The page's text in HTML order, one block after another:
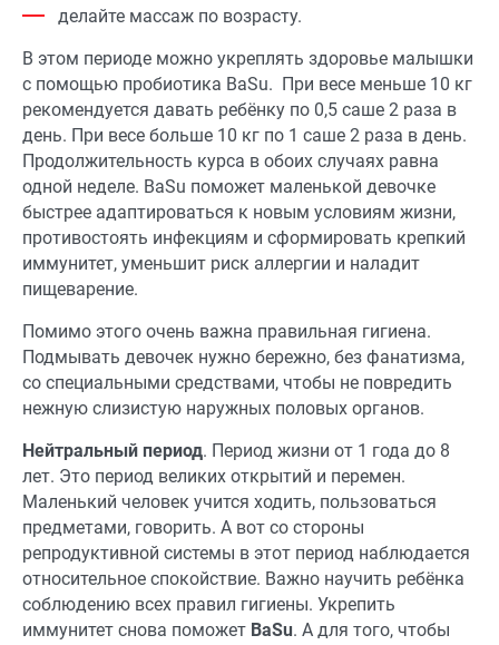
делайте массаж по возрасту.
В этом периоде можно укреплять здоровье малышки
с помощью пробиотика BaSu. При весе меньше 10 кг
рекомендуется давать ребёнку по 0,5 саше 2 раза в
день. При весе больше 10 кг по 1 саше 2 раза в день.
Продолжительность курса в обоих случаях равна
одной неделе. BaSu поможет маленькой девочке
быстрее адаптироваться к новым условиям жизни,
противостоять инфекциям и сформировать крепкий
иммунитет, уменьшит риск аллергии и наладит
пищеварение.
Помимо этого очень важна правильная гигиена.
Подмывать девочек нужно бережно, без фанатизма,
со специальными средствами, чтобы не повредить
нежную слизистую наружных половых органов.
Нейтральный период. Период жизни от 1 года до 8
лет. Это период великих открытий и перемен.
Маленький человек учится ходить, пользоваться
предметами, говорить. А вот со стороны
репродуктивной системы в этот период наблюдается
относительное спокойствие. Важно научить ребёнка
соблюдению всех правил гигиены. Укрепить
иммунитет снова поможет BaSu. А для того, чтобы